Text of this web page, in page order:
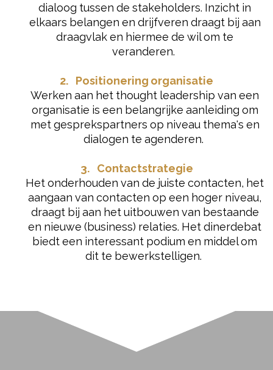
dialoog tussen de stakeholders. Inzicht in
elkaars belangen en drijfveren draagt bij aan
draagvlak en hiermee de wil om te
veranderen.
2. Positionering organisatie
Werken aan het thought leadership van een
organisatie is een belangrijke aanleiding om
met gesprekspartners op niveau thema's en
dialogen te agenderen.
3. Contactstrategie
Het onderhouden van de juiste contacten, het
aangaan van contacten op een hoger niveau,
draagt bij aan het uitbouwen van bestaande
en nieuwe (business) relaties. Het dinerdebat
biedt een interessant podium en middel om
dit te bewerkstelligen.